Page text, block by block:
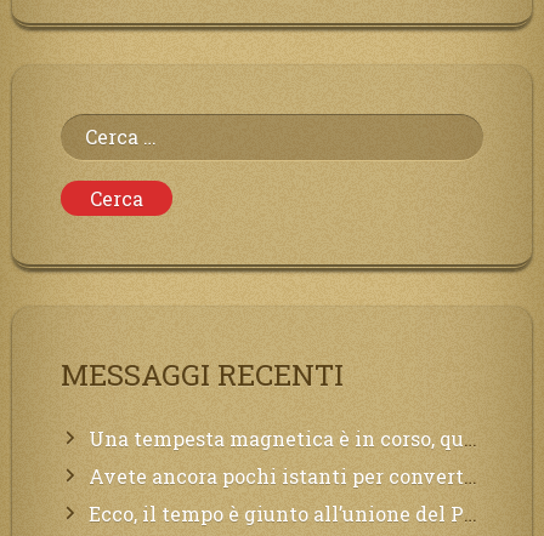
Ricerca
per:
MESSAGGI RECENTI
Una tempesta magnetica è in corso, questa generazione patirà. Il black out non tarderà ad arrivare e tutta la Terra sarà oscurata.
Avete ancora pochi istanti per convertirvi, non perdete tempo, la sciagura arriverà all’improvviso e per chi non si sarà preparato saranno dolori.
Ecco, il tempo è giunto all’unione del Padre con il figlio, non avete che da attendere pochissimo.